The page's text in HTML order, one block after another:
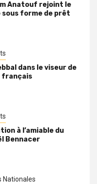
Anatouf rejoint le
sous forme de prêt
dans le viseur de
français
à l’amiable du
Bennacer
Nationales